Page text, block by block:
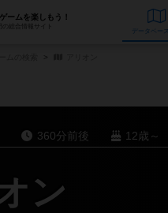
ームを楽しもう！
の総合情報サイト
360分前後 12歳～
ン